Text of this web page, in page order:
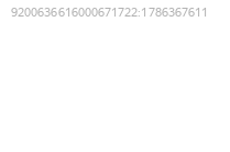
9200636616000671722:1786367611